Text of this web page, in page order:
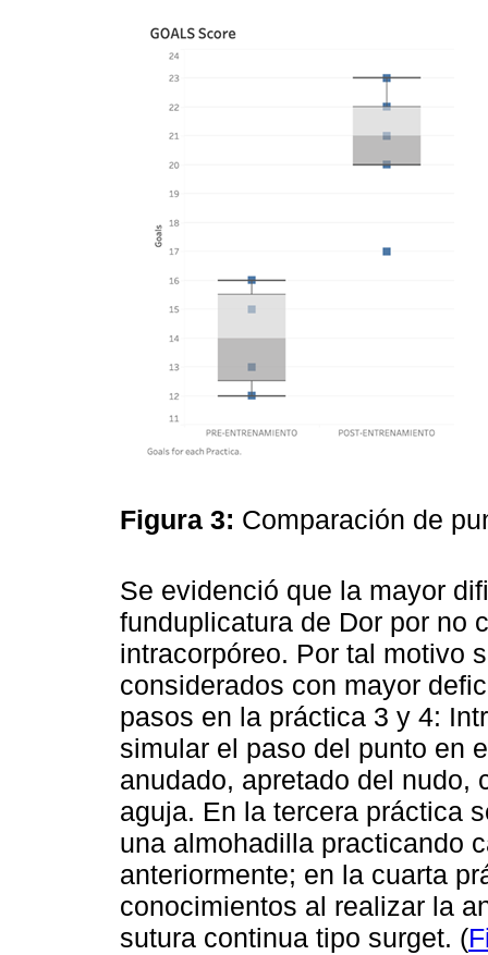
Figura 3: Comparación de
Se evidenció que la mayor
funduplicatura de Dor por no
intracorpóreo. Por tal motivo
considerados con mayor
pasos en la práctica 3 y 4:
simular el paso del punto en
anudado, apretado del nudo,
aguja. En la tercera práctica
una almohadilla practicando
anteriormente; en la cuarta
conocimientos al realizar la
sutura continua tipo surget. (